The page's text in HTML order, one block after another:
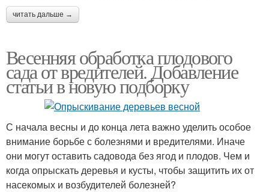
читать дальше →
Весенняя обработка плодового
сада от вредителей. Добавление
статьи в новую подборку
С начала весны и до конца лета важно уделить особое
внимание борьбе с болезнями и вредителями. Иначе
они могут оставить садовода без ягод и плодов. Чем и
когда опрыскать деревья и кусты, чтобы защитить их от
насекомых и возбудителей болезней?